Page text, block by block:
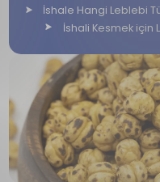
İshale Hangi Leblebi
İshali Kesmek için